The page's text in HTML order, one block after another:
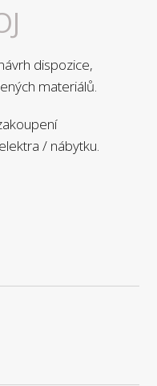
dispozice,
materiálů.
/ nábytku.